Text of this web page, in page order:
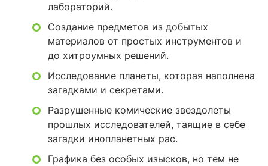
лабораторий.
Создание предметов из добытых
материалов от простых инструментов и
до хитроумных решений.
Исследование планеты, которая наполнена
загадками и секретами.
Разрушенные комические звездолеты
прошлых исследователей, таящие в себе
загадки инопланетных рас.
Графика без особых изысков, но тем не